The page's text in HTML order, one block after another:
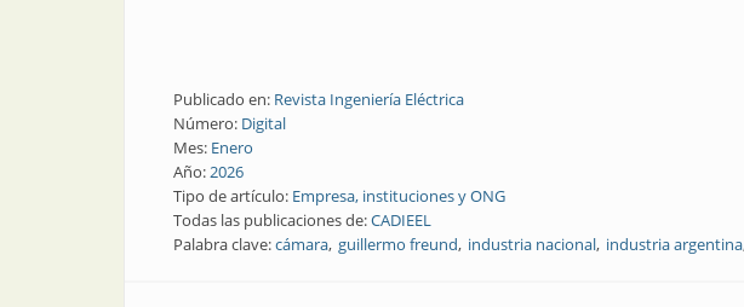
Publicado en: Revista Ingeniería Eléctrica
Número: Digital
Mes: Enero
Año:2026
Tipo de artículo: Empresa, instituciones y ONG
Todas las publicaciones de:CADIEEL
Palabra clave:cámara guillermo freund industria nacional industria argentina